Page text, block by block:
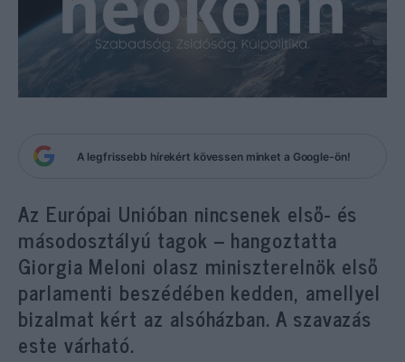
A legfrissebb hírekért kövessen minket a Google-ön!
Az Európai Unióban nincsenek első- és
másodosztályú tagok – hangoztatta
Giorgia Meloni olasz miniszterelnök első
parlamenti beszédében kedden, amellyel
bizalmat kért az alsóházban. A szavazás
este várható.